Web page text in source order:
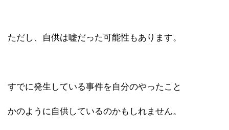
ただし、自供は嘘だった可能性もあります。
すでに発生している事件を自分のやったこと
かのように自供しているのかもしれません。